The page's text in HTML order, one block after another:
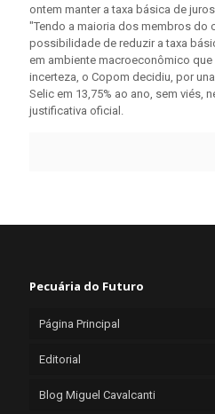
ontem manter a taxa básica de
"Tendo a maioria dos membros do
possibilidade de reduzir a taxa
em ambiente macroeconômico
incerteza, o Copom decidiu, por
Selic em 13,75% ao ano, sem viés,
justificativa oficial.
Pecuária do Futuro
Página Principal
Editorial
Blog Miguel Cavalcanti